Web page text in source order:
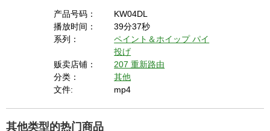
V
产品号码：
KW04DL
播放时间：
39分37秒
系列：
ペイント＆ホイップパイ
投げ
贩卖店铺：
207 重新路由
分类：
其他
文件:
mp4
其他类型的热门商品